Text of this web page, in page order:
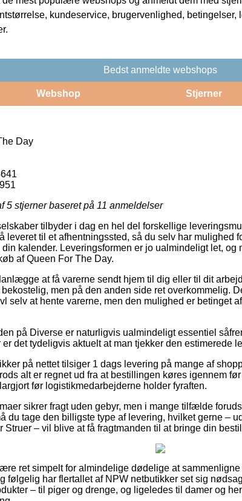
kundeservice, brugervenlighed, betingelser,
Bedst anmeldte webshops
Webshop Stjerner
Day
5 stjerner baseret på 11 anmeldelser
tilbyder i dag en hel del forskellige
leveret til et afhentningssted, så du selv har
kalender. Leveringsformen er jo ualmindeligt let,
af Queen For The Day.
at få varerne sendt hjem til dig eller til dit
men på den anden side ret overkommelig.
selv at hente varerne, men den mulighed er betinget
på Diverse er naturligvis ualmindeligt essentiel
er det tydeligvis aktuelt at man tjekker den estimerede
på nettet tilsiger 1 dags levering på mange af
alt er regnet ud fra at bestillingen køres igennem
før logistikmedarbejderne holder fyraften.
sikrer fragt uden gebyr, men i mange tilfælde
du tage den billigste type af levering, hvilket gerne –
Struer – vil blive at få fragtmanden til at bringe din
ret simpelt for almindelige dødelige at
følgelig har flertallet af NPW netbutikker set sig
– til piger og drenge, og ligeledes til damer og